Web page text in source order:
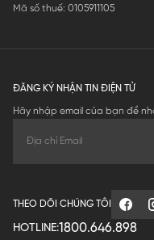
Mã số thuế: 0105911105
ĐĂNG KÝ NHẬN TIN ĐIỆN TỬ
Hãy nhập email của bạn để
THEO DÕI CHÚNG TÔI
HOTLINE:1800.646.898